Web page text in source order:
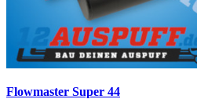
Flowmaster Super 44